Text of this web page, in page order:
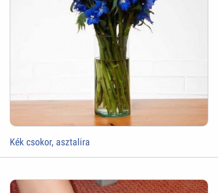
Kék csokor, asztalira